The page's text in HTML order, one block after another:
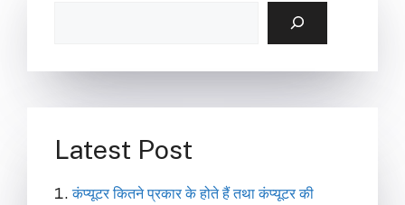
Latest Post
कंप्यूटर कितने प्रकार के होते हैं तथा कंप्यूटर की